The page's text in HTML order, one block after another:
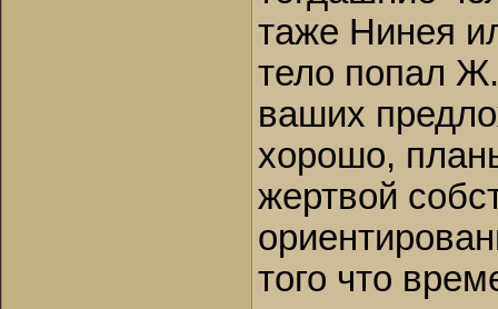
таже Нинея
тело попал
ваших
хорошо,
жертвой
того что